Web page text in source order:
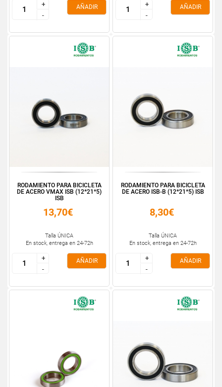
+
-
+
-
AÑADIR
+
-
+
-
AÑADIR
RODAMIENTO PARA BICICLETA
DE ACERO VMAX ISB (12*21*5)
ISB
13,70€
Talla ÚNICA
En stock, entrega en 24-72h
+
-
+
-
AÑADIR
RODAMIENTO PARA BICICLETA
DE ACERO ISB-B (12*21*5) ISB
8,30€
Talla ÚNICA
En stock, entrega en 24-72h
+
-
+
-
AÑADIR